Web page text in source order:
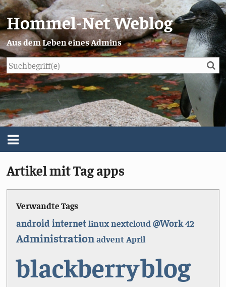
Hommel-Net Weblog
Aus dem Leben eines Admins
Menü
Über mich
Impressum/Datenschutz
Artikel mit Tag apps
Verwandte Tags
androidinternetlinuxnextcloud @Work42
AdministrationadventApril
blackberryblog